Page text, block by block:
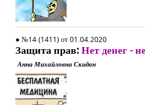
● №14 (1411) от 01.04.2020
Защита прав:Нет денег -
Анна Михайловна Скидан